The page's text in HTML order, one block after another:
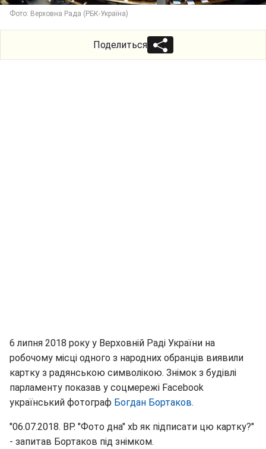
Фото: Верховна Рада (РБК-Україна)
Поделиться
6 липня 2018 року у Верховній Раді України на
робочому місці одного з народних обранців виявили
картку з радянською символікою. Знімок з будівлі
парламенту показав у соцмережі Facebook
український фотограф Богдан Бортаков.
"06.07.2018. ВР. "Фото дна" xb як підписати цю картку?"
- запитав Бортаков під знімком.